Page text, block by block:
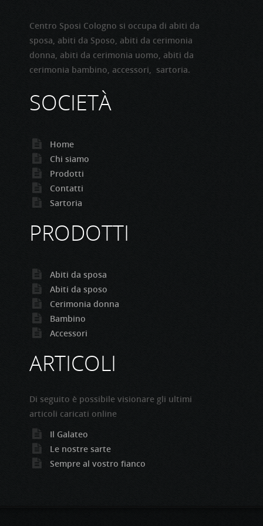
Centro Sposi Cologno si occupa di abiti da
sposa, abiti da Sposo, abiti da cerimonia
donna, abiti da cerimonia uomo, abiti da
cerimonia bambino, accessori, sartoria.
SOCIETÀ
Home
Chi siamo
Prodotti
Contatti
Sartoria
PRODOTTI
Abiti da sposa
Abiti da sposo
Cerimonia donna
Bambino
Accessori
ARTICOLI
Di seguito è possibile visionare gli ultimi
articoli caricati online
Il Galateo
Le nostre sarte
Sempre al vostro fianco